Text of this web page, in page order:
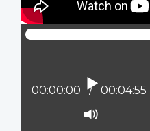
Lire
Position actuelle :
00:00:00 Temps
00:04:55